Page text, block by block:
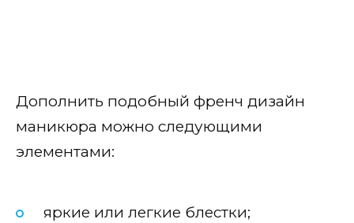
Дополнить подобный френч дизайн
маникюра можно следующими
элементами:
яркие или легкие блестки;